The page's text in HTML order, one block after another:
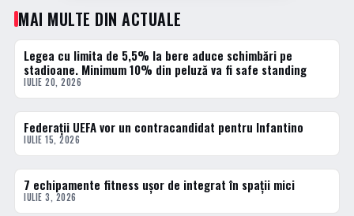
MAI MULTE DIN ACTUALE
ACTUALE
Legea cu limita de 5,5% la bere aduce schimbări pe
stadioane. Minimum 10% din peluză va fi safe standing
IULIE 20, 2026
ACTUALE
Federații UEFA vor un contracandidat pentru Infantino
IULIE 15, 2026
ACTUALE
7 echipamente fitness ușor de integrat în spații mici
IULIE 3, 2026